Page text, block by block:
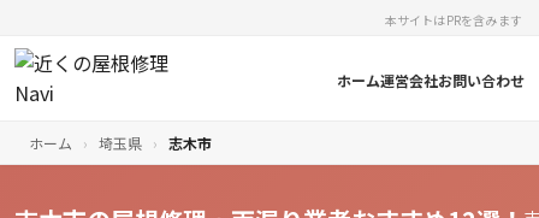
本サイトはPRを含みます
ホーム運営会社お問い合わせ
ホーム › 埼玉県 › 志木市